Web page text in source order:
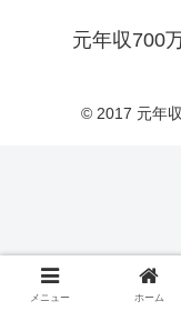
元年収700
© 2017 元年
メニュー ホーム